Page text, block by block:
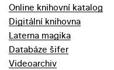
Online knihovní katalog
Digitální knihovna
Laterna magika
Databáze šifer
Videoarchiv